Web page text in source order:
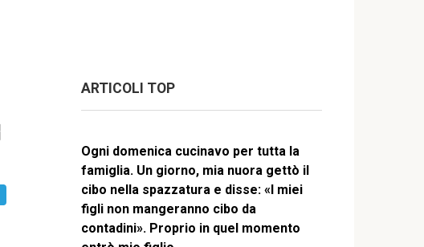
ARTICOLI TOP
Ogni domenica cucinavo per tutta la
famiglia. Un giorno, mia nuora gettò il
cibo nella spazzatura e disse: «I miei
figli non mangeranno cibo da
contadini». Proprio in quel momento